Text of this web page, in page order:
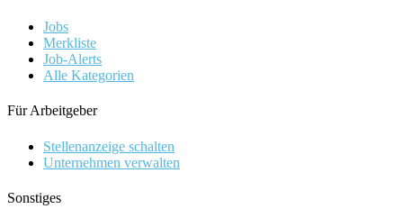
Jobs
Merkliste
Job-Alerts
Alle Kategorien
Für Arbeitgeber
Stellenanzeige schalten
Unternehmen verwalten
Sonstiges